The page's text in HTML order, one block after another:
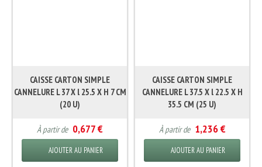
CAISSE CARTON SIMPLE
CANNELURE L 37 X l 25.5 X H 7 CM
(20 U)
À partir de 0,677 €
AJOUTER AU PANIER
CAISSE CARTON SIMPLE
CANNELURE L 37.5 X l 22.5 X H
35.5 CM (25 U)
À partir de 1,236 €
AJOUTER AU PANIER